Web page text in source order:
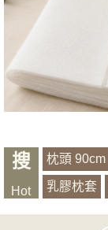
搜
Hot
枕頭 90cm
乳膠枕套